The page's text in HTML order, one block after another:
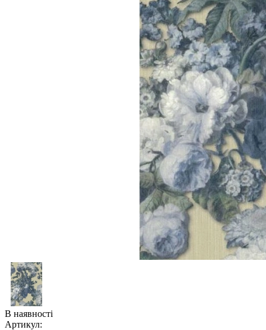
В наявності
Артикул: